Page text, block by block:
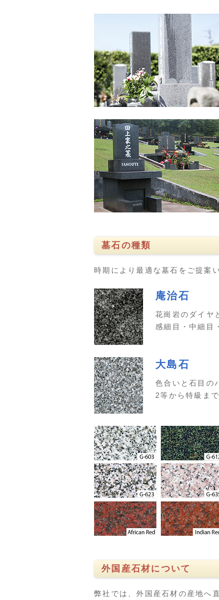
墓石の種類
時期により最適な墓石をご提案
庵治石
花崗岩のダイヤ
感細目・中細目
大島石
色合いと石目の
2等から特級ま
外国産石材について
弊社では、外国産石材の産地へ